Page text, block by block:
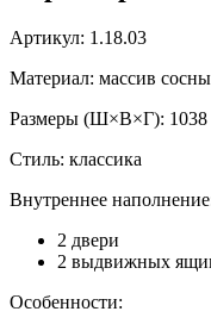
Артикул: 1.18.03
Материал: массив сосны
Размеры (Ш×В×Г): 1038
Стиль: классика
Внутреннее
2 двери
2 выдвижных
Особенности: